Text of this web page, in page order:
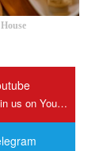
Join us on Youtube